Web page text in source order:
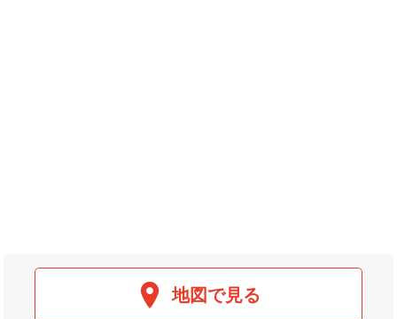
地図で見る